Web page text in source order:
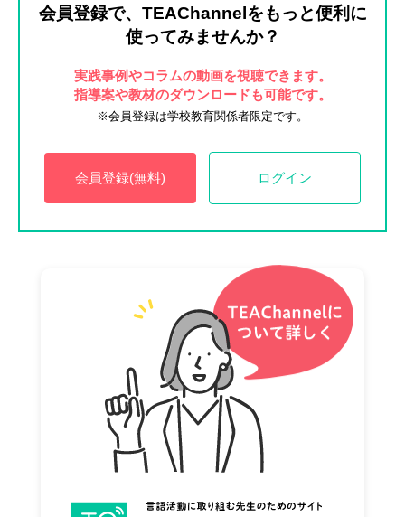
会員登録で、TEAChannelをもっと便利に
使ってみませんか？
実践事例やコラムの動画を視聴できます。
指導案や教材のダウンロードも可能です。
※会員登録は学校教育関係者限定です。
会員登録(無料) ログイン